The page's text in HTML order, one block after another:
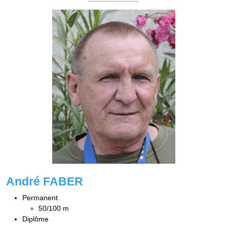
André FABER
Permanent
50/100 m
Diplôme